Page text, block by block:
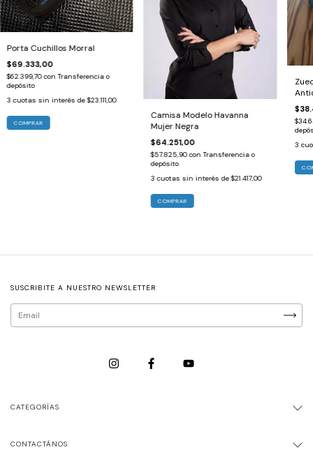
Porta Cuchillos Morral
$69.333,00
$62.399,70con Transferencia o
depósito
3 cuotas sin interés de$23.111,00
Camisa Modelo Havanna
Mujer Negra
$64.251,00
$57.825,90con Transferencia o
depósito
3 cuotas sin interés de$21.417,00
COMPRAR
3
SUSCRIBITE A NUESTRO NEWSLETTER
CATEGORÍAS
CONTACTÁNOS